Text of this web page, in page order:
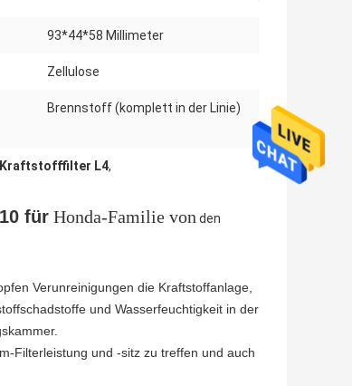
93*44*58 Millimeter
Zellulose
Brennstoff (komplett in der Linie)
L4,
für Honda-Familie von den
Verunreinigungen die Kraftstoffanlage,
und Wasserfeuchtigkeit in der
Filterleistung und -sitz zu treffen und auch